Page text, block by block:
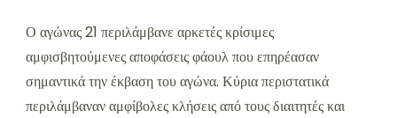
Ο αγώνας 21 περιλάμβανε αρκετές κρίσιμες
αμφισβητούμενες αποφάσεις φάουλ που επηρέασαν
σημαντικά την έκβαση του αγώνα. Κύρια περιστατικά
περιλάμβαναν αμφίβολες κλήσεις από τους διαιτητές και